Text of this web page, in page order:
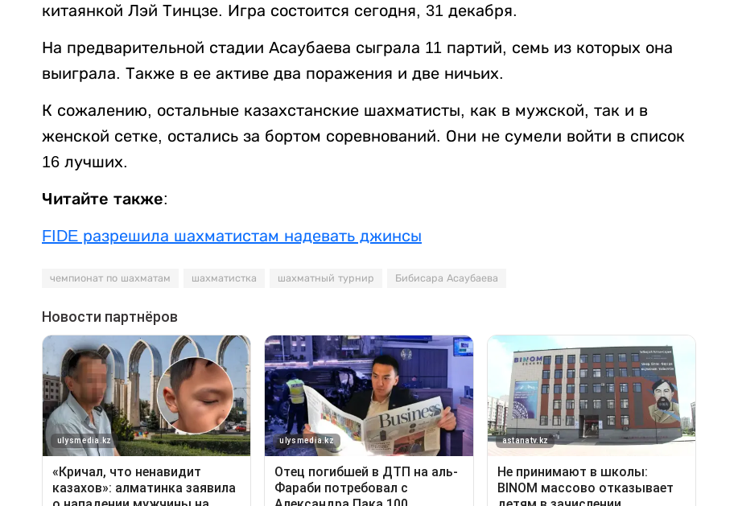
китаянкой Лэй Тинцзе. Игра состоится сегодня, 31 декабря.
На предварительной стадии Асаубаева сыграла 11 партий, семь из которых она
выиграла. Также в ее активе два поражения и две ничьих.
К сожалению, остальные казахстанские шахматисты, как в мужской, так и в
женской сетке, остались за бортом соревнований. Они не сумели войти в список
16 лучших.
Читайте также:
FIDE разрешила шахматистам надевать джинсы
чемпионат по шахматам шахматистка шахматный турнир Бибисара Асаубаева